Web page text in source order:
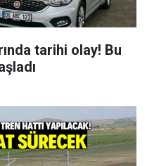
tarihi olay! Bu